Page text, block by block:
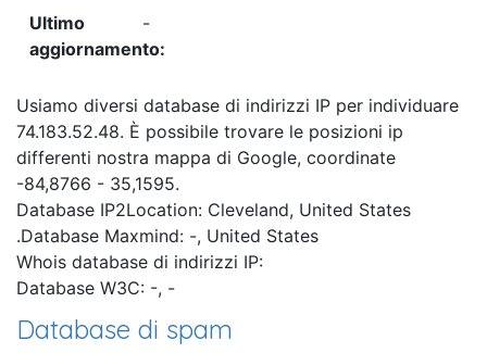
-
Usiamo diversi database di indirizzi IP per individuare
74.183.52.48. È possibile trovare le posizioni ip
differenti nostra mappa di Google, coordinate
-84,8766 - 35,1595.
Database IP2Location: Cleveland, United States
.Database Maxmind: -, United States
Whois database di indirizzi IP:
Database W3C: -, -
Database di spam